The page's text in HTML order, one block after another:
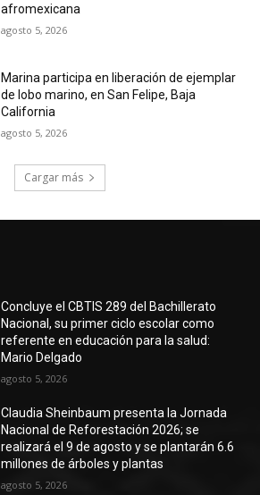
afromexicana
agosto 5, 2026
Marina participa en liberación de ejemplar
de lobo marino, en San Felipe, Baja
California
agosto 5, 2026
Cargar más
Concluye el CBTIS 289 del Bachillerato
Nacional, su primer ciclo escolar como
referente en educación para la salud:
Mario Delgado
agosto 5, 2026
Claudia Sheinbaum presenta la Jornada
Nacional de Reforestación 2026; se
realizará el 9 de agosto y se plantarán 6.6
millones de árboles y plantas
agosto 5, 2026